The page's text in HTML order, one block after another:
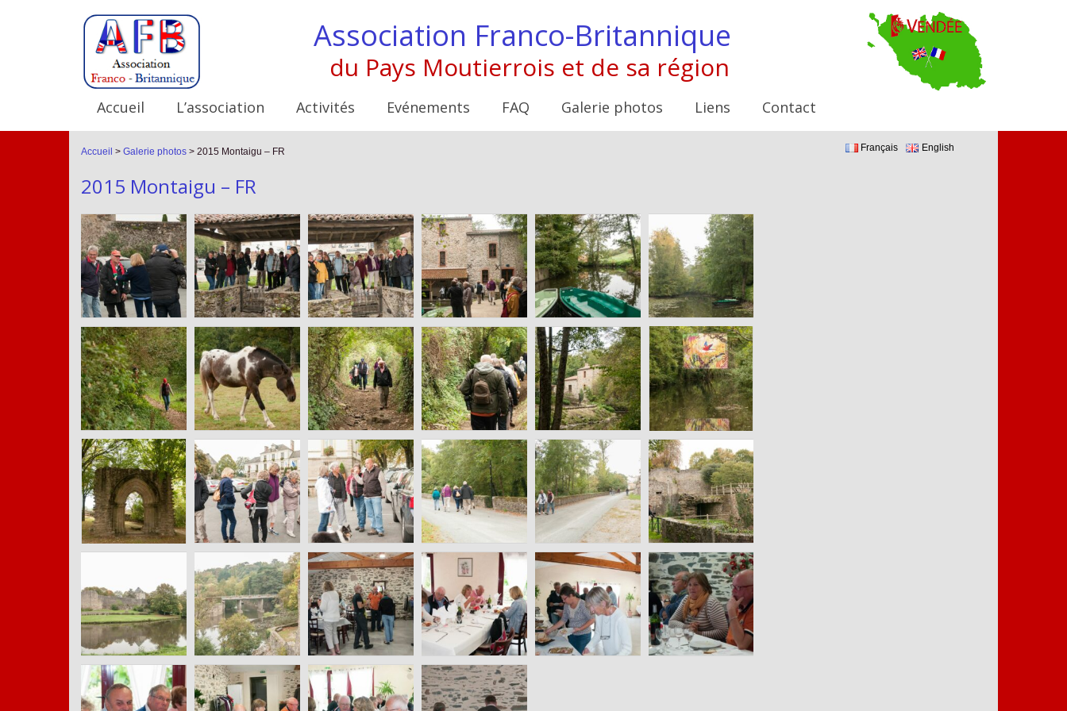
Association Franco-Britannique
du Pays Moutierrois et de sa région
Accueil L’association Activités Evénements FAQ Galerie photos Liens Contact
Français English
Accueil > Galerie photos > 2015 Montaigu – FR
2015 Montaigu – FR